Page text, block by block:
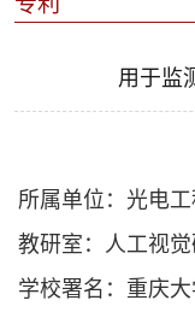
用于监
所属单位：光电
教研室：人工视
学校署名：重庆大